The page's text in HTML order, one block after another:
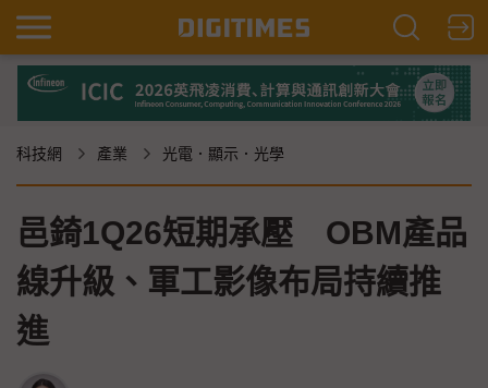
科技網 產業 光電．顯示．光學
邑錡1Q26短期承壓 OBM產品
線升級、軍工影像布局持續推
進